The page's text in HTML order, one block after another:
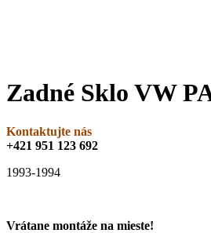
Zadné Sklo VW
Kontaktujte nás
+421 951 123 692
1993-1994
Vrátane montáže na mieste!